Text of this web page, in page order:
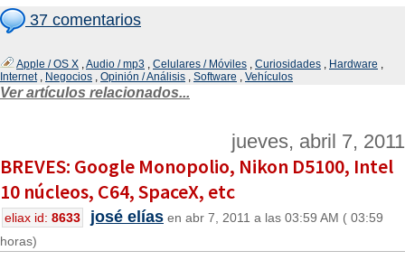
37 comentarios
Apple / OS X ,Audio / mp3 , Celulares / Móviles , Curiosidades , Hardware ,
Internet, Negocios , Opinión / Análisis , Software , Vehículos
Ver artículos relacionados...
jueves, abril 7, 2011
BREVES: Google Monopolio, Nikon D5100, Intel
10 núcleos, C64, SpaceX, etc
eliax id: 8633 josé elías en abr 7, 2011 a las 03:59 AM ( 03:59
horas)